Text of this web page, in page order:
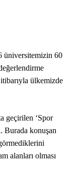
üniversitemizin 60
ülkemizde
geçirilen ‘Spor
Burada konuşan
alanları olması